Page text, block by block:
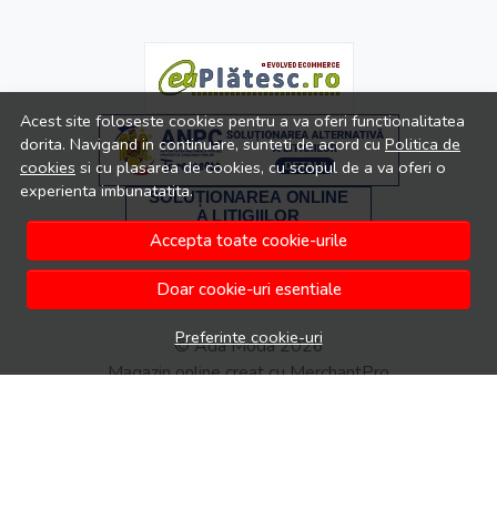
Acest site foloseste cookies pentru a va oferi functionalitatea
dorita. Navigand in continuare, sunteti de acord cuPolitica de
cookies si cu plasarea de cookies, cu scopul de a va oferi o
experienta imbunatatita.
Accepta toate cookie-urile
Doar cookie-uri esentiale
Preferinte cookie-uri
© Ada Moda 2026
Magazin online creat cu MerchantPro